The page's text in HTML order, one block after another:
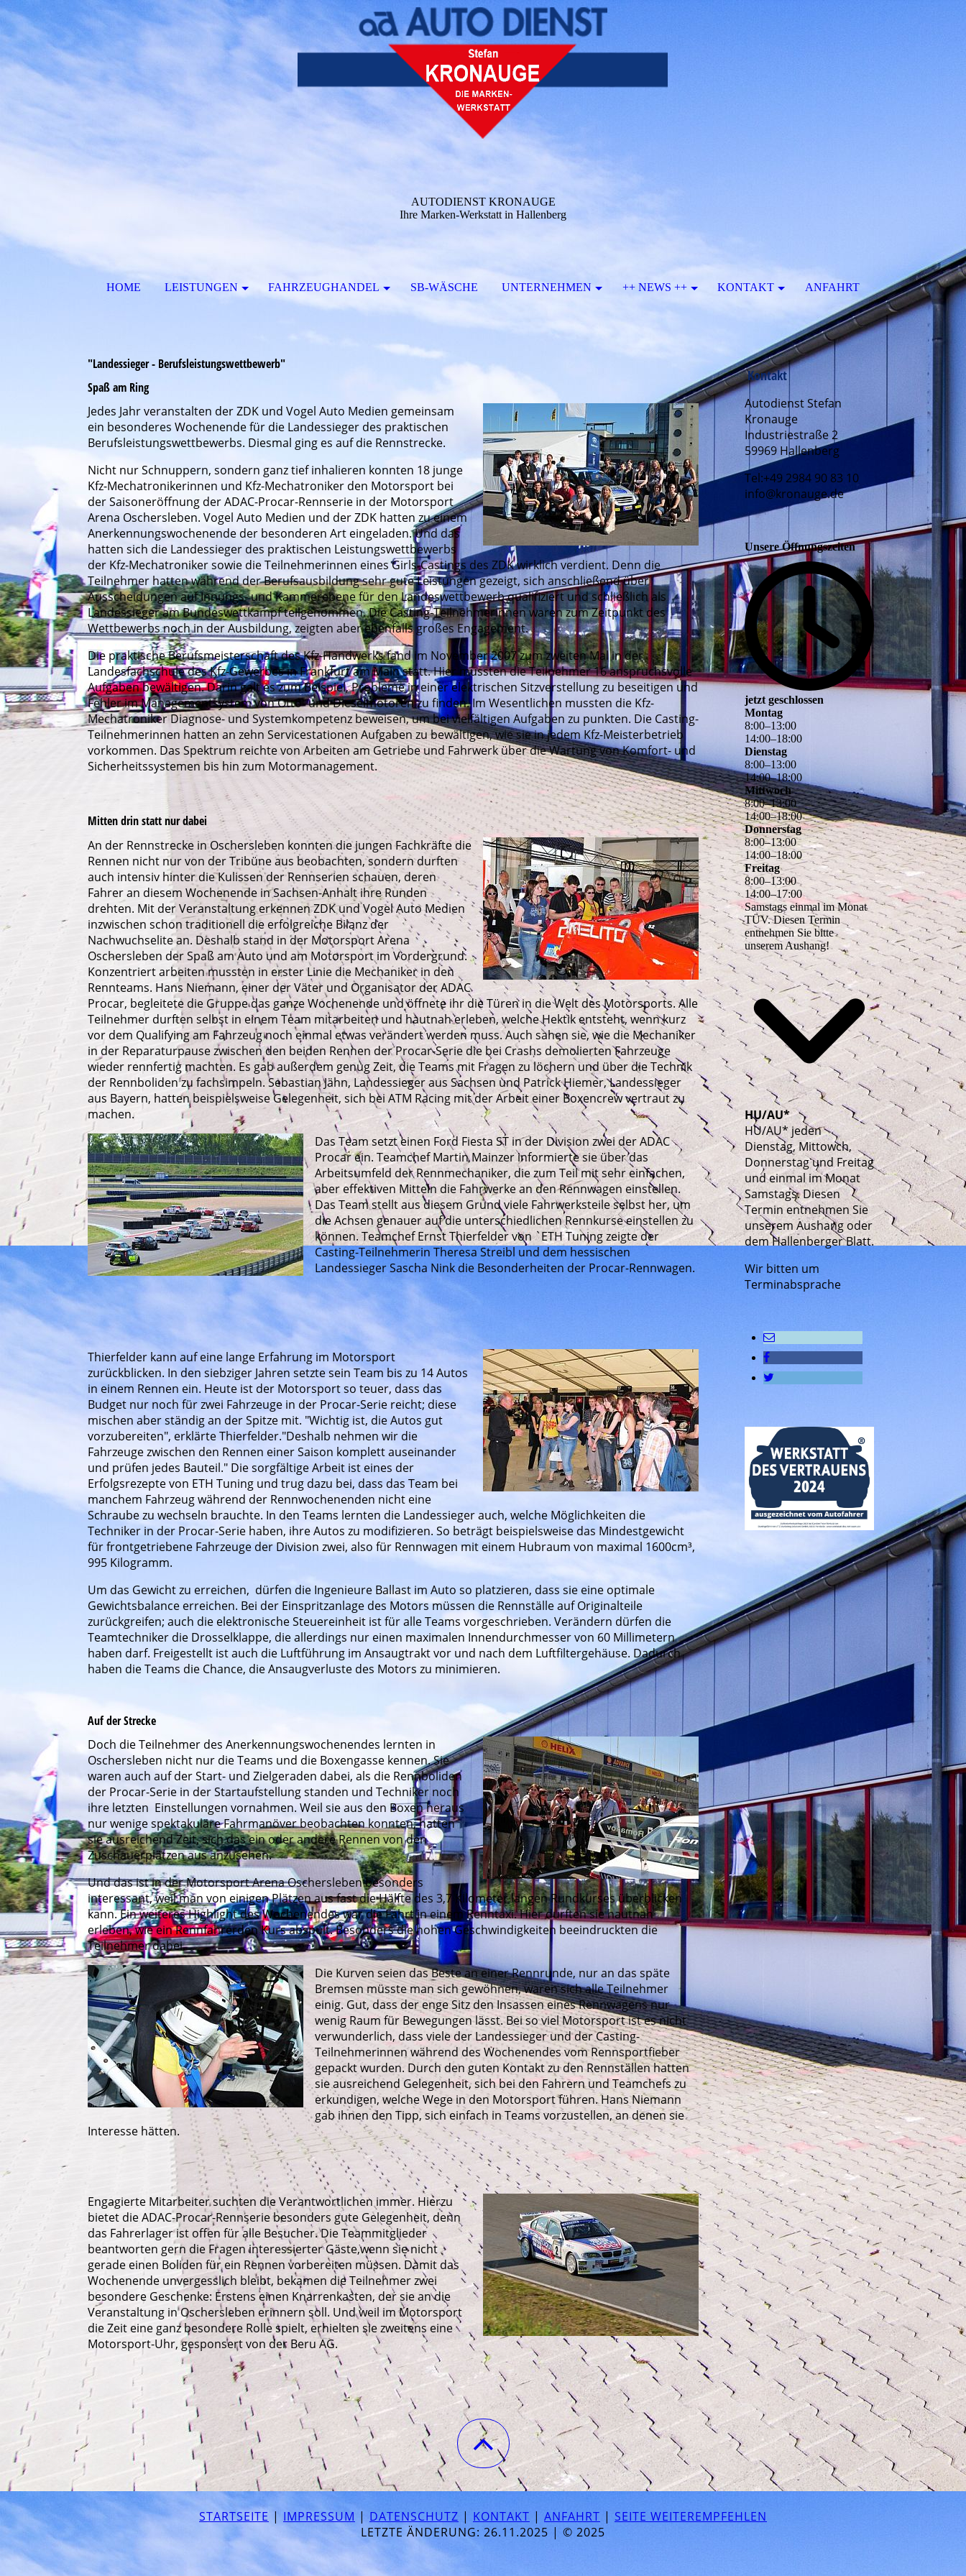
AUTODIENST KRONAUGE
Ihre Marken-Werkstatt in Hallenberg
HOME LEISTUNGEN FAHRZEUGHANDEL SB-WÄSCHE UNTERNEHMEN ++ NEWS ++ KONTAKT ANFAHRT
"Landessieger - Berufsleistungswettbewerb"
Spaß am Ring
Jedes Jahr veranstalten der ZDK und Vogel Auto Medien gemeinsam
ein besonderes Wochenende für die Landessieger des praktischen
Berufsleistungswettbewerbs. Diesmal ging es auf die Rennstrecke.
Nicht nur Schnuppern, sondern ganz tief inhalieren konnten 18 junge
Kfz-Mechatronikerinnen und Kfz-Mechatroniker den Motorsport bei
der Saisoneröffnung der ADAC-Procar-Rennserie in der Motorsport
Arena Oschersleben. Vogel Auto Medien und der ZDK hatten zu einem
Anerkennungswochenende der besonderen Art eingeladen. Und das
hatten sich die Landessieger des praktischen Leistungswettbewerbs
der Kfz-Mechatroniker sowie die Teilnehmerinnen eines Girls-Castings des ZDK wirklich verdient. Denn die
Teilnehmer hatten während der Berufsausbildung sehr gute Leistungen gezeigt, sich anschließend über
Ausscheidungen auf Innungs- und Kammerebene für den Landeswettbewerb qualifiziert und schließlich als
Landessieger am Bundeswettkampf teilgenommen. Die Casting-Teilnehmerinnen waren zum Zeitpunkt des
Wettbewerbs noch in der Ausbildung, zeigten aber ebenfalls großes Engagement.
Die praktische Berufsmeisterschaft des Kfz-Handwerks fand im November 2007 zum zweiten Mal in der
Landesfachschule des Kfz-Gewerbes in Frankfurt am Main statt. Hier mussten die Teilnehmer 16 anspruchsvolle
Aufgaben bewältigen. Darin galt es zum Beispiel, Probleme in einer elektrischen Sitzverstellung zu beseitigen und
Fehler im Managementsystem von Otto- und Dieselmotoren zu finden. Im Wesentlichen mussten die Kfz-
Mechatroniker Diagnose- und Systemkompetenz beweisen, um bei vielfältigen Aufgaben zu punkten. Die Casting-
Teilnehmerinnen hatten an zehn Servicestationen Aufgaben zu bewältigen, wie sie in jedem Kfz-Meisterbetrieb
vorkommen. Das Spektrum reichte von Arbeiten am Getriebe und Fahrwerk über die Wartung von Komfort- und
Sicherheitssystemen bis hin zum Motormanagement.
Mitten drin statt nur dabei
An der Rennstrecke in Oschersleben konnten die jungen Fachkräfte die
Rennen nicht nur von der Tribüne aus beobachten, sondern durften
auch intensiv hinter die Kulissen der Rennserien schauen, deren
Fahrer an diesem Wochenende in Sachsen-Anhalt ihre Runden
drehten. Mit der Veranstaltung erkennen ZDK und Vogel Auto Medien
inzwischen schon traditionell die erfolgreiche Bilanz der
Nachwuchselite an. Deshalb stand in der Motorsport Arena
Oschersleben der Spaß am Auto und am Motorsport im Vordergrund.
Konzentriert arbeiten mussten in erster Linie die Mechaniker in den
Rennteams. Hans Niemann, einer der Väter und Organisator der ADAC
Procar, begleitete die Gruppe das ganze Wochenende und öffnete ihr die Türen in die Welt des Motorsports. Alle
Teilnehmer durften selbst in einem Team mitarbeiten und hautnah erleben, welche Hektik entsteht, wenn kurz
vor dem Qualifying am Fahrzeug noch einmal etwas verändert werden muss. Auch sahen sie, wie die Mechaniker
in der Reparaturpause zwischen den beiden Rennen der Procar-Serie die bei Crashs demolierten Fahrzeuge
wieder rennfertig machten. Es gab außerdem genug Zeit, die Teams mit Fragen zu löchern und über die Technik
der Rennboliden zu fachsimpeln. Sebastian Jähn, Landessieger aus Sachsen und Patrick Hiemer, Landessieger
aus Bayern, hatten beispielsweise Gelegenheit, sich bei ATM Racing mit der Arbeit einer Boxencrew vertraut zu
machen.
Das Team setzt einen Ford Fiesta ST in der Division zwei der ADAC
Procar ein. Teamchef Martin Mainzer informierte sie über das
Arbeitsumfeld der Rennmechaniker, die zum Teil mit sehr einfachen,
aber effektiven Mitteln die Fahrwerke an den Rennwagen einstellen.
Das Team stellt aus diesem Grund viele Fahrwerksteile selbst her, um
die Achsen genauer auf die unterschiedlichen Rennkurse einstellen zu
können. Teamchef Ernst Thierfelder von `ETH Tuning zeigte der
Casting-Teilnehmerin Theresa Streibl und dem hessischen
Landessieger Sascha Nink die Besonderheiten der Procar-Rennwagen.
Thierfelder kann auf eine lange Erfahrung im Motorsport
zurückblicken. In den siebziger Jahren setzte sein Team bis zu 14 Autos
in einem Rennen ein. Heute ist der Motorsport so teuer, dass das
Budget nur noch für zwei Fahrzeuge in der Procar-Serie reicht; diese
mischen aber ständig an der Spitze mit. "Wichtig ist, die Autos gut
vorzubereiten", erklärte Thierfelder."Deshalb nehmen wir die
Fahrzeuge zwischen den Rennen einer Saison komplett auseinander
und prüfen jedes Bauteil." Die sorgfältige Arbeit ist eines der
Erfolgsrezepte von ETH Tuning und trug dazu bei, dass das Team bei
manchem Fahrzeug während der Rennwochenenden nicht eine
Schraube zu wechseln brauchte. In den Teams lernten die Landessieger auch, welche Möglichkeiten die
Techniker in der Procar-Serie haben, ihre Autos zu modifizieren. So beträgt beispielsweise das Mindestgewicht
für frontgetriebene Fahrzeuge der Division zwei, also für Rennwagen mit einem Hubraum von maximal 1600cm³,
995 Kilogramm.
Um das Gewicht zu erreichen, dürfen die Ingenieure Ballast im Auto so platzieren, dass sie eine optimale
Gewichtsbalance erreichen. Bei der Einspritzanlage des Motors müssen die Rennställe auf Originalteile
zurückgreifen; auch die elektronische Steuereinheit ist für alle Teams vorgeschrieben. Verändern dürfen die
Teamtechniker die Drosselklappe, die allerdings nur einen maximalen Innendurchmesser von 60 Millimetern
haben darf. Freigestellt ist auch die Luftführung im Ansaugtrakt vor und nach dem Luftfiltergehäuse. Dadurch
haben die Teams die Chance, die Ansaugverluste des Motors zu minimieren.
Auf der Strecke
Doch die Teilnehmer des Anerkennungswochenendes lernten in
Oschersleben nicht nur die Teams und die Boxengasse kennen. Sie
waren auch auf der Start- und Zielgeraden dabei, als die Rennboliden
der Procar-Serie in der Startaufstellung standen und Techniker noch
ihre letzten Einstellungen vornahmen. Weil sie aus den Boxen heraus
nur wenige spektakuläre Fahrmanöver beobachten konnten, hatten
sie ausreichend Zeit, sich das ein oder andere Rennen von den
Zuschauerplätzen aus anzusehen.
Und das ist in der Motorsport Arena Oschersleben besonders
interessant, weil man von einigen Plätzen aus fast die Hälfte des 3,7 Kilometer langen Rundkurses überblicken
kann. Ein weiteres Highlight des Wochenendes war die Fahrt in einem Renntaxi. Hier durften sie hautnah
erleben, wie ein Rennfahrerden Kurs abspult. Besonders die hohen Geschwindigkeiten beeindruckten die
Teilnehmer dabei.
Die Kurven seien das Beste an einer Rennrunde, nur an das späte
Bremsen müsste man sich gewöhnen, waren sich alle Teilnehmer
einig. Gut, dass der enge Sitz den Insassen eines Rennwagens nur
wenig Raum für Bewegungen lässt. Bei so viel Motorsport ist es nicht
verwunderlich, dass viele der Landessieger und der Casting-
Teilnehmerinnen während des Wochenendes vom Rennsportfieber
gepackt wurden. Durch den guten Kontakt zu den Rennställen hatten
sie ausreichend Gelegenheit, sich bei den Fahrern und Teamchefs zu
erkundigen, welche Wege in den Motorsport führen. Hans Niemann
gab ihnen den Tipp, sich einfach in Teams vorzustellen, an denen sie
Interesse hätten.
Engagierte Mitarbeiter suchten die Verantwortlichen immer. Hierzu
bietet die ADAC-Procar-Rennserie besonders gute Gelegenheit, denn
das Fahrerlager ist offen für alle Besucher. Die Teammitglieder
beantworten gern die Fragen interessierter Gäste,wenn sie nicht
gerade einen Boliden für ein Rennen vorbereiten müssen. Damit das
Wochenende unvergesslich bleibt, bekamen die Teilnehmer zwei
besondere Geschenke: Erstens einen Knarrenkasten, der sie an die
Veranstaltung in Oschersleben erinnern soll. Und weil im Motorsport
die Zeit eine ganz besondere Rolle spielt, erhielten sie zweitens eine
Motorsport-Uhr, gesponsert von der Beru AG.
Kontakt
Autodienst Stefan
Kronauge
Industriestraße 2
59969 Hallenberg
Tel:+49 2984 90 83 10
info@kronauge.de
Unsere Öffnungszeiten
jetzt geschlossen
Montag
8:00–13:00
14:00–18:00
Dienstag
8:00–13:00
14:00–18:00
Mittwoch
8:00–13:00
14:00–18:00
Donnerstag
8:00–13:00
14:00–18:00
Freitag
8:00–13:00
14:00–17:00
Samstags einmal im Monat
TÜV. Diesen Termin
entnehmen Sie bitte
unserem Aushang!
HU/AU*
HU/AU* jeden
Dienstag, Mittowch,
Donnerstag und Freitag
und einmal im Monat
Samstags. Diesen
Termin entnehmen Sie
unserem Aushang oder
dem Hallenberger Blatt.
Wir bitten um
Terminabsprache
STARTSEITE | IMPRESSUM | DATENSCHUTZ | KONTAKT | ANFAHRT | SEITE WEITEREMPFEHLEN
LETZTE ÄNDERUNG: 26.11.2025 | © 2025